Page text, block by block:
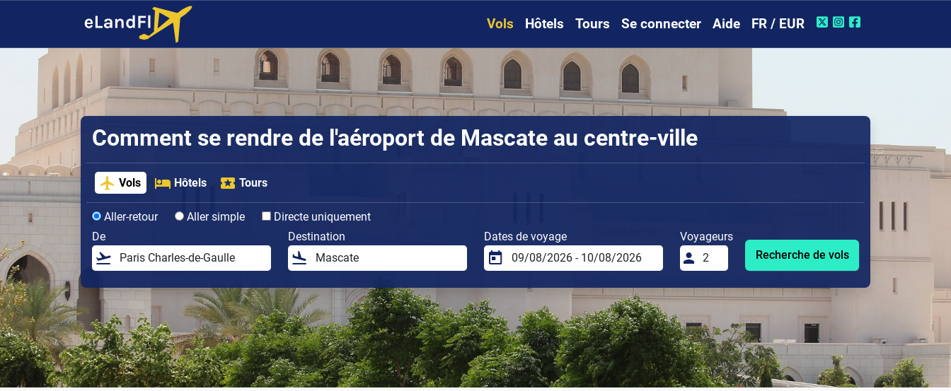
Vols Hôtels Tours Se connecter Aide FR / EUR
Comment se rendre de l'aéroport de Mascate au centre-ville
Vols Hôtels Tours
Aller-retour Aller simple
Directe uniquement
De
Destination Dates de voyage
Voyageurs
Recherche de vols